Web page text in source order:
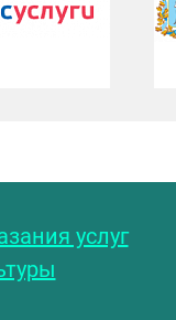
изображение
услуг